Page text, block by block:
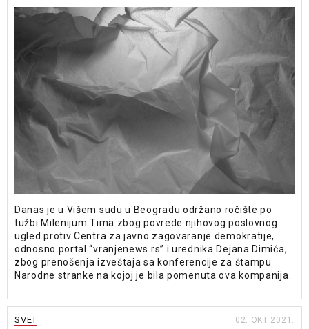
Danas je u Višem sudu u Beogradu održano ročište po
tužbi Milenijum Tima zbog povrede njihovog poslovnog
ugled protiv Centra za javno zagovaranje demokratije,
odnosno portal “vranjenews.rs” i urednika Dejana Dimića,
zbog prenošenja izveštaja sa konferencije za štampu
Narodne stranke na kojoj je bila pomenuta ova kompanija.
SVET 02. OKT 2021.